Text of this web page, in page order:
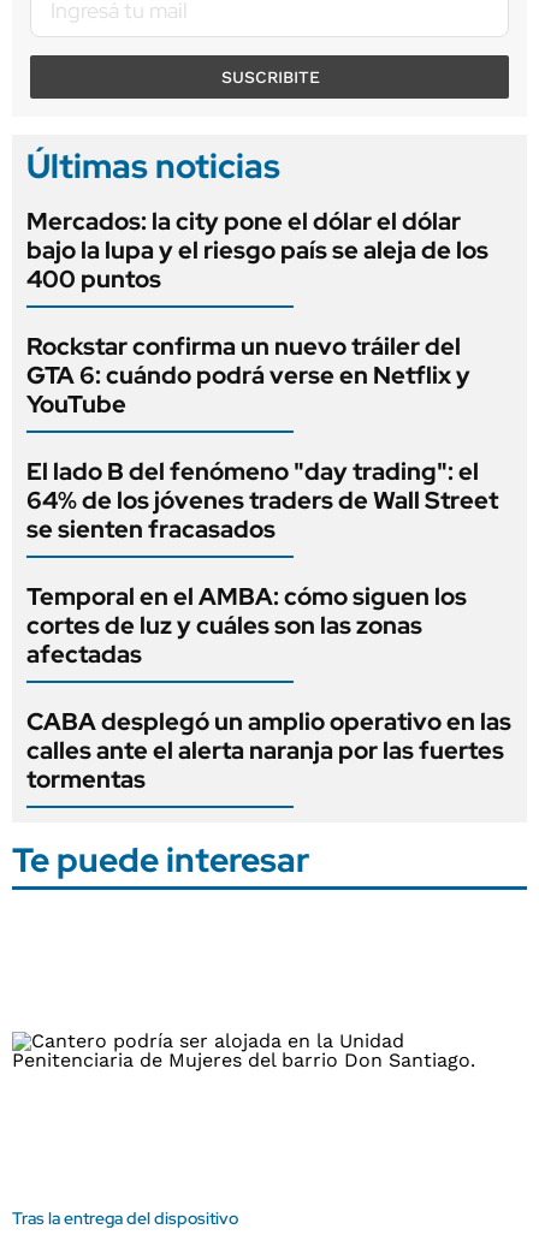
SUSCRIBITE
Últimas noticias
Mercados: la city pone el dólar el dólar
bajo la lupa y el riesgo país se aleja de los
400 puntos
Rockstar confirma un nuevo tráiler del
GTA 6: cuándo podrá verse en Netflix y
YouTube
El lado B del fenómeno "day trading": el
64% de los jóvenes traders de Wall Street
se sienten fracasados
Temporal en el AMBA: cómo siguen los
cortes de luz y cuáles son las zonas
afectadas
CABA desplegó un amplio operativo en las
calles ante el alerta naranja por las fuertes
tormentas
Te puede interesar
Tras la entrega del dispositivo